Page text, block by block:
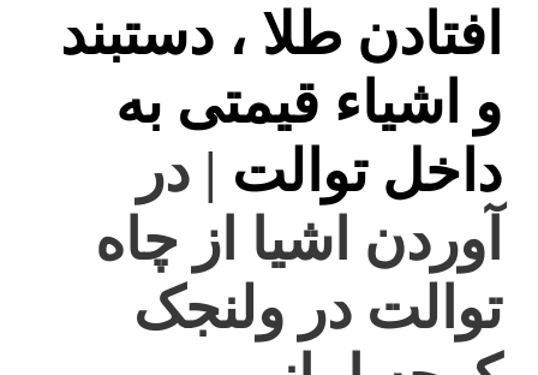
افتادن طلا ، دستبند
و اشیاء قیمتی به
داخل توالت | در
آوردن اشیا از چاه
توالت در ولنجک